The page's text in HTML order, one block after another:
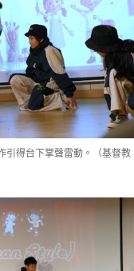
引得台下掌聲雷動。（基督教